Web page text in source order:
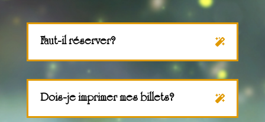
Faut-il réserver?
Dois-je imprimer mes billets?